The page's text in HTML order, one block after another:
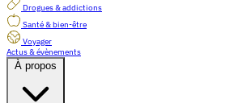
Drogues & addictions
Santé & bien-être
Voyager
Actus & évènements
À propos